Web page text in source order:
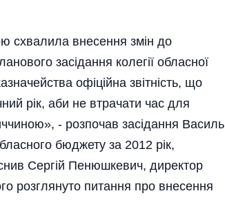
схвалила внесення змін до
засідання колегії обласної
офі­ційна звітність, що
рік, аби не втрачати час для
- розпочав засідання Василь
бюджету за 2012 рік,
Сергій Пенюшкевич, директор
розглянуто питання про внесення